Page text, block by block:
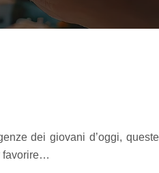
dei giovani d’oggi, queste
favorire…